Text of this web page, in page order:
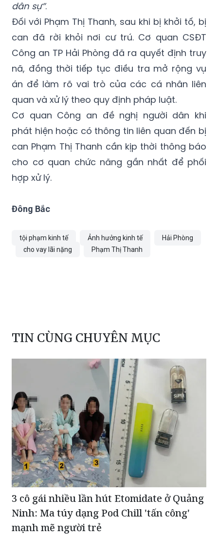
Thị Thu Thảo và Phạm Thị Bích Phượng về
hành vi“Cho vay lãi nặng trong giao dịch
dân sự”
Đối với Phạm Thị Thanh, sau khi bị khởi tố, bị
can đã rời khỏi nơi cư trú. Cơ quan CSĐT
Công an TP Hải Phòng đã ra quyết định truy
nã, đồng thời tiếp tục điều tra mở rộng vụ
án để làm rõ vai trò của các cá nhân liên
quan và xử lý theo quy định pháp luật.
Cơ quan Công an đề nghị người dân khi
phát hiện hoặc có thông tin liên quan đến bị
can Phạm Thị Thanh cần kịp thời thông báo
hợp xử lý.
Đông Bắc
TIN CÙNG CHUYÊN MỤC
3 cô gái nhiều lần hút Etomidate ở Quảng